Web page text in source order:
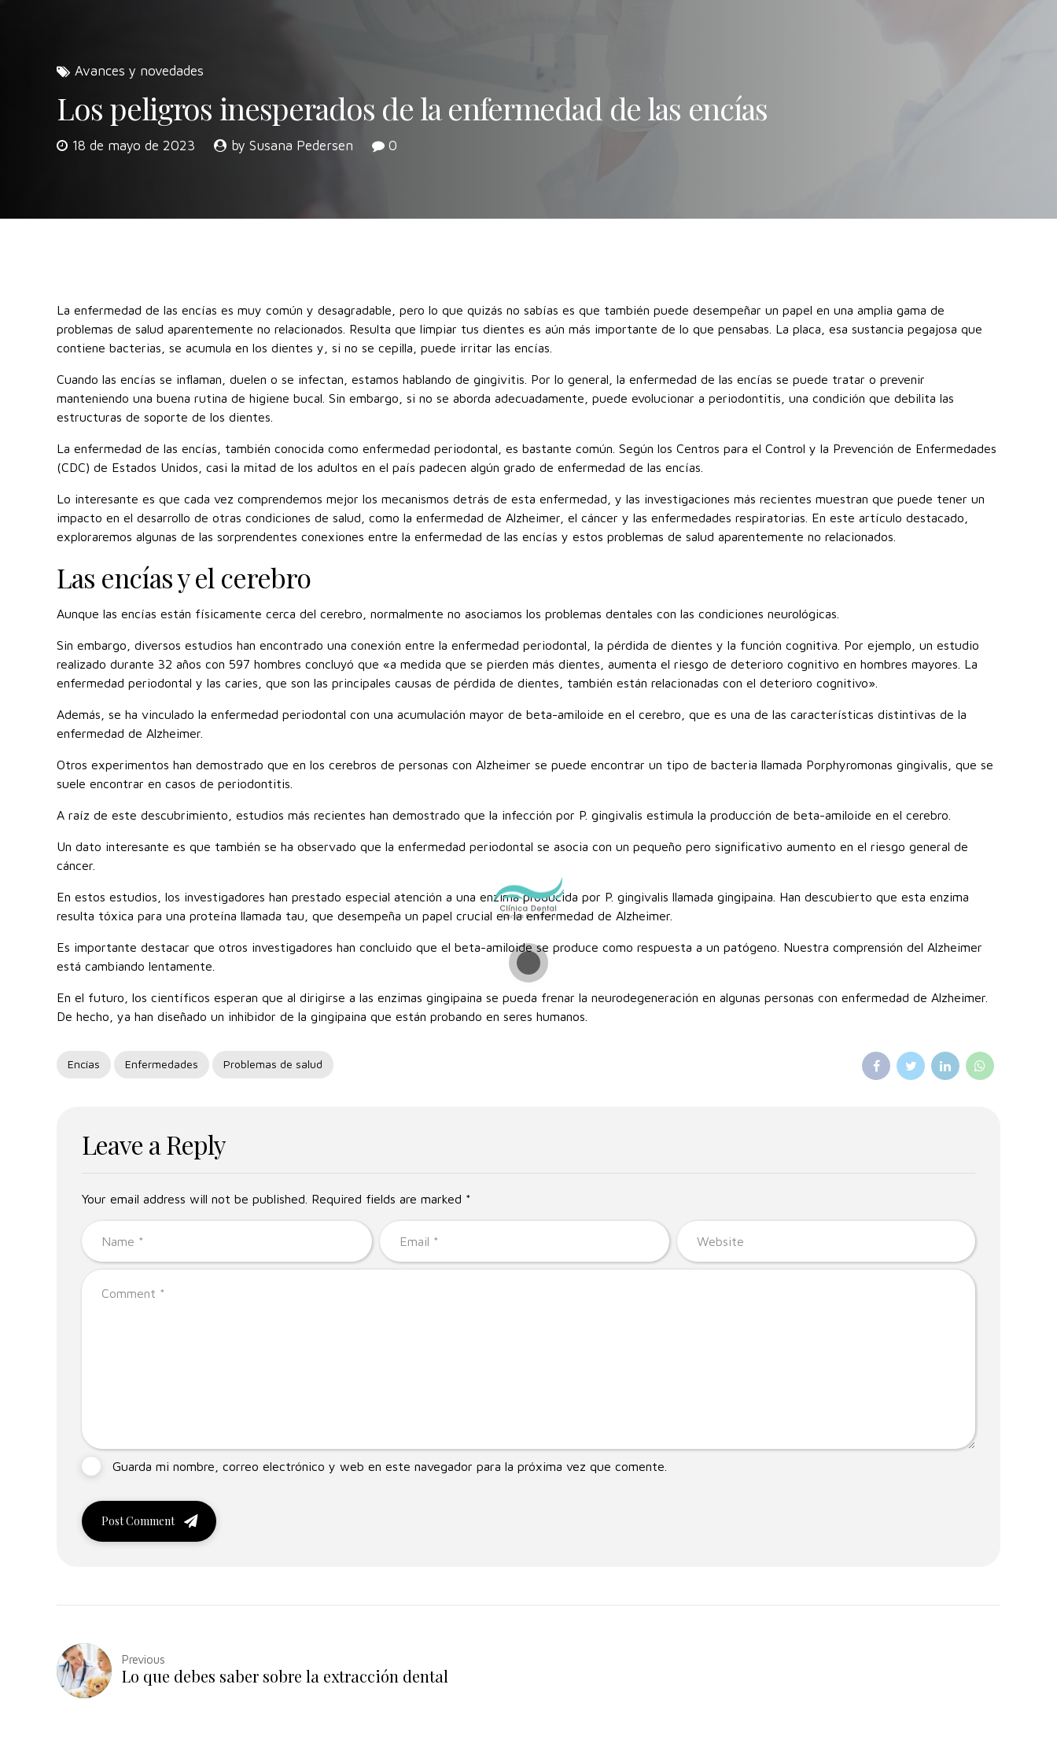
Avances y novedades
Los peligros inesperados de la enfermedad de las encías
18 de mayo de 2023 by Susana Pedersen 0
La enfermedad de las encías es muy común y desagradable, pero lo que quizás no sabías es que también puede desempeñar un papel en una amplia gama de
problemas de salud aparentemente no relacionados. Resulta que limpiar tus dientes es aún más importante de lo que pensabas. La placa, esa sustancia pegajosa que
contiene bacterias, se acumula en los dientes y, si no se cepilla, puede irritar las encías.
Cuando las encías se inflaman, duelen o se infectan, estamos hablando de gingivitis. Por lo general, la enfermedad de las encías se puede tratar o prevenir
manteniendo una buena rutina de higiene bucal. Sin embargo, si no se aborda adecuadamente, puede evolucionar a periodontitis, una condición que debilita las
estructuras de soporte de los dientes.
La enfermedad de las encías, también conocida como enfermedad periodontal, es bastante común. Según los Centros para el Control y la Prevención de Enfermedades
(CDC) de Estados Unidos, casi la mitad de los adultos en el país padecen algún grado de enfermedad de las encías.
Lo interesante es que cada vez comprendemos mejor los mecanismos detrás de esta enfermedad, y las investigaciones más recientes muestran que puede tener un
impacto en el desarrollo de otras condiciones de salud, como la enfermedad de Alzheimer, el cáncer y las enfermedades respiratorias. En este artículo destacado,
exploraremos algunas de las sorprendentes conexiones entre la enfermedad de las encías y estos problemas de salud aparentemente no relacionados.
Las encías y el cerebro
Aunque las encías están físicamente cerca del cerebro, normalmente no asociamos los problemas dentales con las condiciones neurológicas.
Sin embargo, diversos estudios han encontrado una conexión entre la enfermedad periodontal, la pérdida de dientes y la función cognitiva. Por ejemplo, un estudio
realizado durante 32 años con 597 hombres concluyó que «a medida que se pierden más dientes, aumenta el riesgo de deterioro cognitivo en hombres mayores. La
enfermedad periodontal y las caries, que son las principales causas de pérdida de dientes, también están relacionadas con el deterioro cognitivo».
Además, se ha vinculado la enfermedad periodontal con una acumulación mayor de beta-amiloide en el cerebro, que es una de las características distintivas de la
enfermedad de Alzheimer.
Otros experimentos han demostrado que en los cerebros de personas con Alzheimer se puede encontrar un tipo de bacteria llamada Porphyromonas gingivalis, que se
suele encontrar en casos de periodontitis.
A raíz de este descubrimiento, estudios más recientes han demostrado que la infección por P. gingivalis estimula la producción de beta-amiloide en el cerebro.
Un dato interesante es que también se ha observado que la enfermedad periodontal se asocia con un pequeño pero significativo aumento en el riesgo general de
cáncer.
En estos estudios, los investigadores han prestado especial atención a una enzima producida por P. gingivalis llamada gingipaina. Han descubierto que esta enzima
resulta tóxica para una proteína llamada tau, que desempeña un papel crucial en la enfermedad de Alzheimer.
Es importante destacar que otros investigadores han concluido que el beta-amiloide se produce como respuesta a un patógeno. Nuestra comprensión del Alzheimer
está cambiando lentamente.
En el futuro, los científicos esperan que al dirigirse a las enzimas gingipaina se pueda frenar la neurodegeneración en algunas personas con enfermedad de Alzheimer.
De hecho, ya han diseñado un inhibidor de la gingipaina que están probando en seres humanos.
Encías Enfermedades Problemas de salud
Leave a Reply
Your email address will not be published. Required fields are marked *
Guarda mi nombre, correo electrónico y web en este navegador para la próxima vez que comente.
Post Comment
Previous
Lo que debes saber sobre la extracción dental